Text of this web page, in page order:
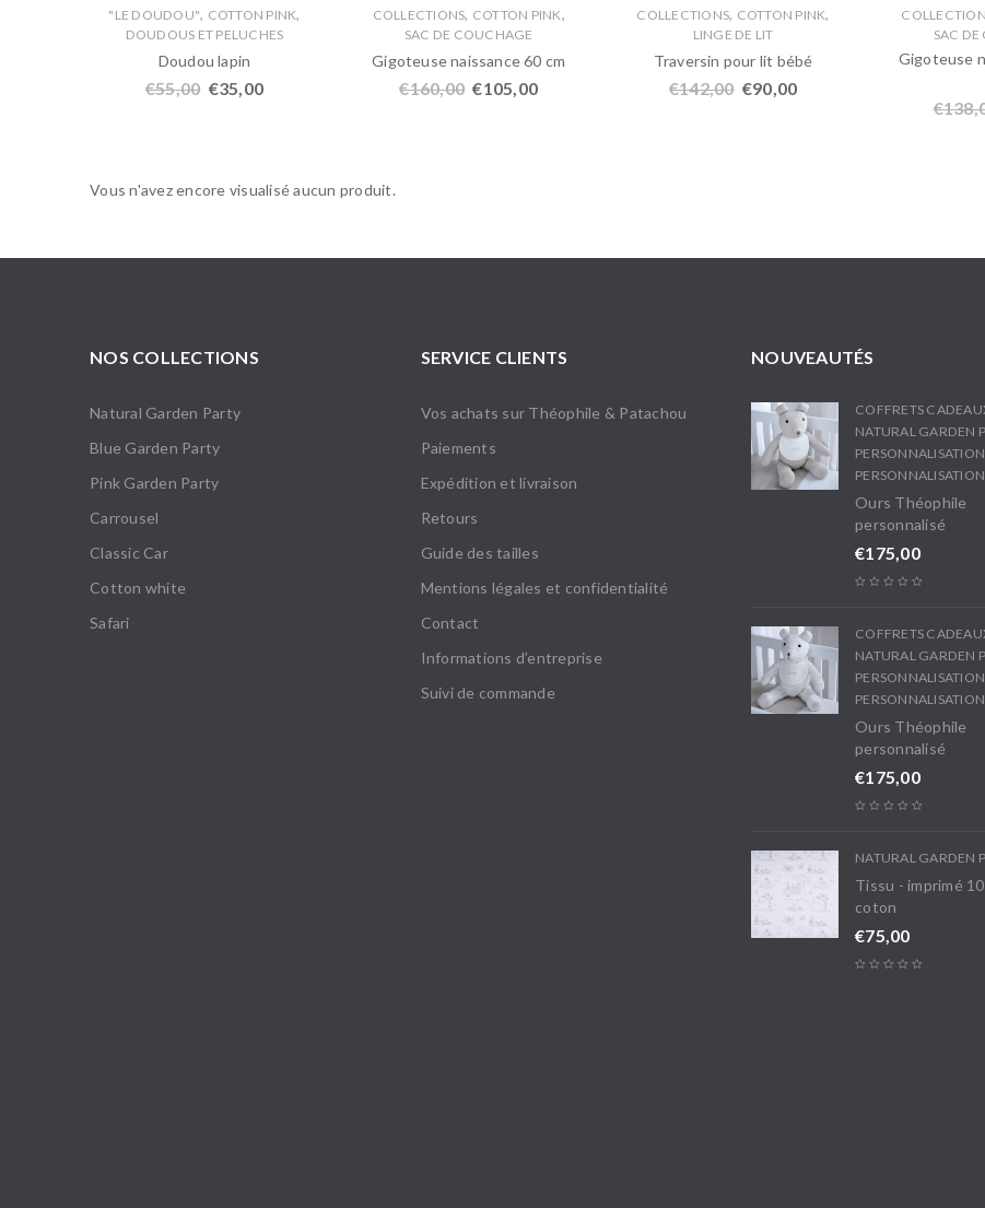
"LE DOUDOU", COTTON PINK,
DOUDOUS ET PELUCHES
Doudou lapin
€55,00 €35,00
COLLECTIONS, COTTON PINK,
SAC DE COUCHAGE
Gigoteuse naissance 60 cm
€160,00 €105,00
COLLECTIONS, COTTON PINK,
LINGE DE LIT
Traversin pour lit bébé
€142,00 €90,00
SAC
Gigoteuse
€
Vous n'avez encore visualisé aucun produit.
NOS COLLECTIONS
Natural Garden Party
Blue Garden Party
Pink Garden Party
Carrousel
Classic Car
Cotton white
Safari
SERVICE CLIENTS
Vos achats sur Théophile & Patachou
Paiements
Expédition et livraison
Retours
Guide des tailles
Mentions légales et confidentialité
Contact
Informations d’entreprise
Suivi de commande
NOUVEAUTÉS
COFFRETS
NATURAL GARDEN
PERSONNALISATION
Ours Théophile
personnalisé
€175,00
COFFRETS
NATURAL GARDEN
PERSONNALISATION
Ours Théophile
personnalisé
€175,00
NATURAL GARDEN
Tissu - imprimé
coton
€75,00